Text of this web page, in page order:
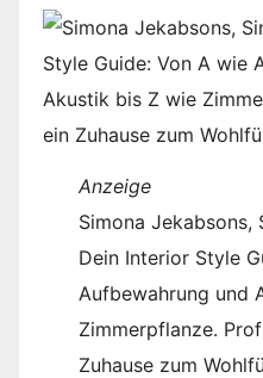
Anzeige
Simona Jekabsons,
Dein Interior Style
Aufbewahrung und
Zimmerpflanze.
Zuhause zum